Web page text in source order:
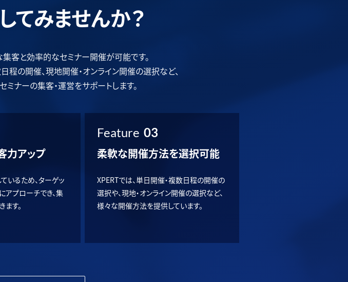
てみませんか？
客と効率的なセミナー開催が可能です。
程の開催、現地開催・オンライン開催の選択など、
ナーの集客・運営をサポートします。
力アップ
いるため、ターゲッ
アプローチでき、集
す。
Feature 03
柔軟な開催方法を選択可能
XPERTでは、単日開催・複数日程の開催の
選択や、現地・オンライン開催の選択など、
様々な開催方法を提供しています。